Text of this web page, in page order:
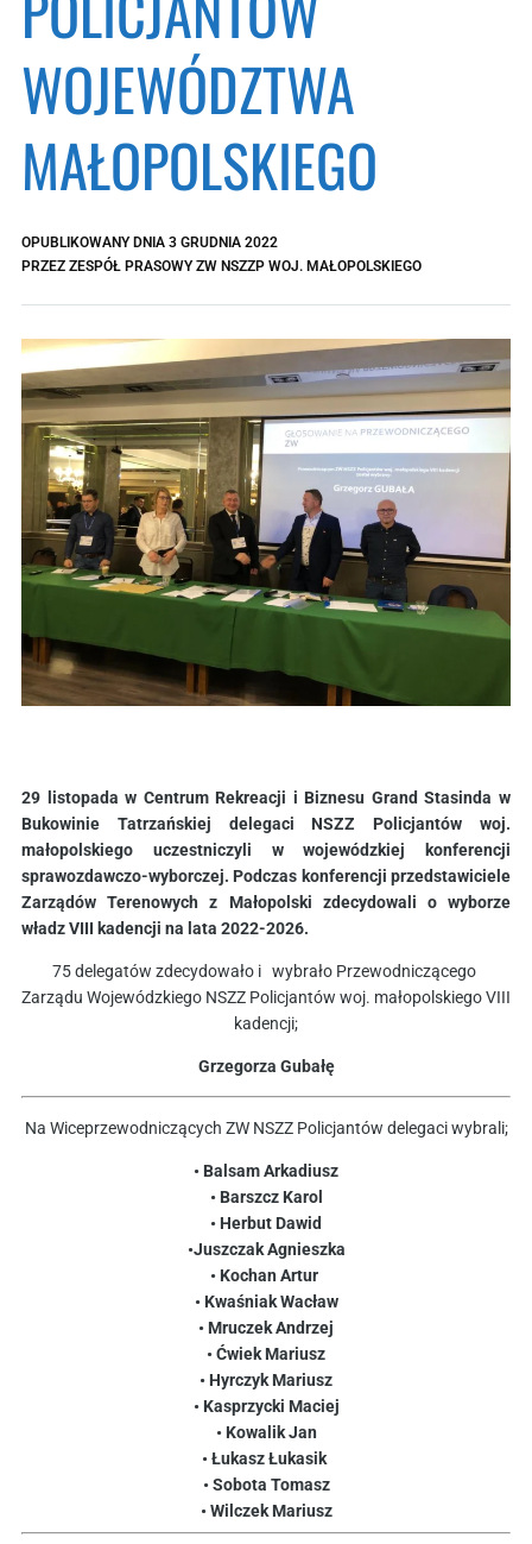
WOJEWÓDZTWA
MAŁOPOLSKIEGO
OPUBLIKOWANY DNIA 3 GRUDNIA 2022
PRZEZ ZESPÓŁ PRASOWY ZW NSZZP WOJ. MAŁOPOLSKIEGO
29 listopada w Centrum Rekreacji i Biznesu Grand Stasinda w
Bukowinie Tatrzańskiej delegaci NSZZ Policjantów woj.
małopolskiego uczestniczyli w wojewódzkiej konferencji
sprawozdawczo-wyborczej. Podczas konferencji przedstawiciele
Zarządów Terenowych z Małopolski zdecydowali o wyborze
władz VIII kadencji na lata 2022-2026.
75 delegatów zdecydowało i wybrało Przewodniczącego
Zarządu Wojewódzkiego NSZZ Policjantów woj. małopolskiego VIII
kadencji;
Grzegorza Gubałę
Na Wiceprzewodniczących ZW NSZZ Policjantów delegaci wybrali;
• Balsam Arkadiusz
• Barszcz Karol
• Herbut Dawid
•Juszczak Agnieszka
• Kochan Artur
• Kwaśniak Wacław
• Mruczek Andrzej
• Ćwiek Mariusz
• Hyrczyk Mariusz
• Kasprzycki Maciej
• Kowalik Jan
• Łukasz Łukasik
• Sobota Tomasz
• Wilczek Mariusz